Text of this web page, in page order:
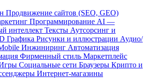
Продвижение сайтов (SEO, GEO)
Программирование AI —
интеллект Тексты Аутсорсинг и
Графика Рисунки и иллюстрации Аудио/
Инжиниринг Автоматизация
Фирменный стиль Маркетплейс
Социальные сети Браузеры Крипто и
Интернет-магазины